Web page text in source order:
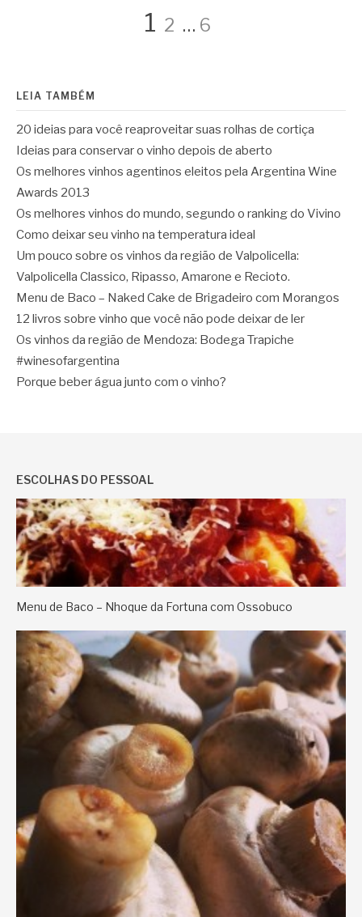
Paginação
de
posts
Página
1 Página
2 … Página
6
LEIA TAMBÉM
20 ideias para você reaproveitar suas rolhas de cortiça
Ideias para conservar o vinho depois de aberto
Os melhores vinhos agentinos eleitos pela Argentina Wine
Awards 2013
Os melhores vinhos do mundo, segundo o ranking do Vivino
Como deixar seu vinho na temperatura ideal
Um pouco sobre os vinhos da região de Valpolicella:
Valpolicella Classico, Ripasso, Amarone e Recioto.
Menu de Baco – Naked Cake de Brigadeiro com Morangos
12 livros sobre vinho que você não pode deixar de ler
Os vinhos da região de Mendoza: Bodega Trapiche
#winesofargentina
Porque beber água junto com o vinho?
ESCOLHAS DO PESSOAL
Menu de Baco – Nhoque da Fortuna com Ossobuco